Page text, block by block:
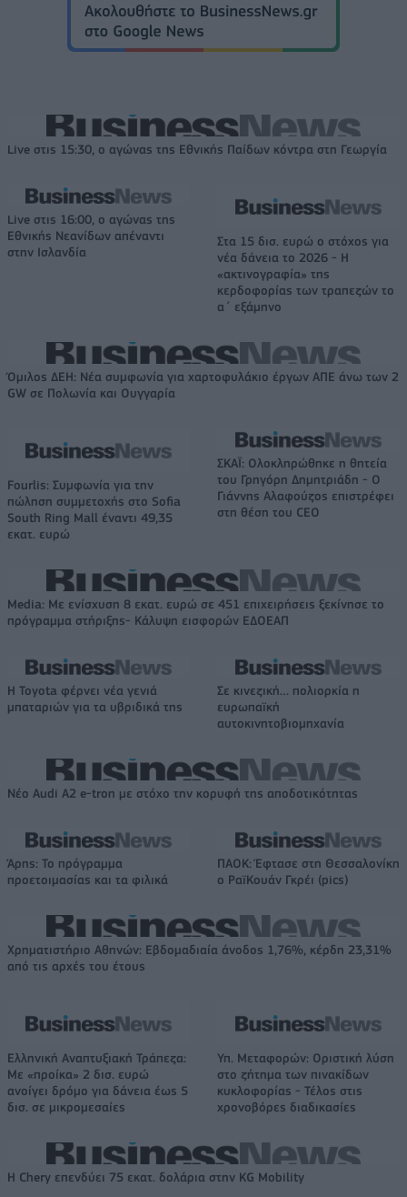
Live στις 15:30, ο αγώνας της Εθνικής Παίδων κόντρα στη Γεωργία
Live στις 16:00, ο αγώνας της
Εθνικής Νεανίδων απέναντι
στην Ισλανδία
Στα 15 δισ. ευρώ ο στόχος για
νέα δάνεια το 2026 - Η
«ακτινογραφία» της
κερδοφορίας των τραπεζών το
α΄ εξάμηνο
Όμιλος ΔΕΗ: Νέα συμφωνία για χαρτοφυλάκιο έργων ΑΠΕ άνω των 2
GW σε Πολωνία και Ουγγαρία
Fourlis: Συμφωνία για την
πώληση συμμετοχής στο Sofia
South Ring Mall έναντι 49,35
εκατ. ευρώ
ΣΚΑΪ: Ολοκληρώθηκε η θητεία
του Γρηγόρη Δημητριάδη - Ο
Γιάννης Αλαφούζος επιστρέφει
στη θέση του CEO
Media: Με ενίσχυση 8 εκατ. ευρώ σε 451 επιχειρήσεις ξεκίνησε το
πρόγραμμα στήριξης- Κάλυψη εισφορών ΕΔΟΕΑΠ
Η Toyota φέρνει νέα γενιά
μπαταριών για τα υβριδικά της
Σε κινεζική… πολιορκία η
ευρωπαϊκή
αυτοκινητοβιομηχανία
Νέο Audi A2 e-tron με στόχο την κορυφή της αποδοτικότητας
Άρης: Το πρόγραμμα
προετοιμασίας και τα φιλικά
ΠΑΟΚ: Έφτασε στη Θεσσαλονίκη
ο ΡαϊΚουάν Γκρέι (pics)
Χρηματιστήριο Αθηνών: Εβδομαδιαία άνοδος 1,76%, κέρδη 23,31%
από τις αρχές του έτους
Ελληνική Αναπτυξιακή Τράπεζα:
Με «προίκα» 2 δισ. ευρώ
ανοίγει δρόμο για δάνεια έως 5
δισ. σε μικρομεσαίες
Υπ. Μεταφορών: Οριστική λύση
στο ζήτημα των πινακίδων
κυκλοφορίας - Τέλος στις
χρονοβόρες διαδικασίες
Η Chery επενδύει 75 εκατ. δολάρια στην KG Mobility